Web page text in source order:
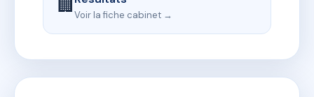
🏢Voir la fiche cabinet →